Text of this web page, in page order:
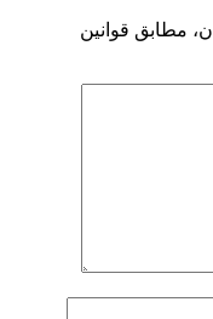
مطابق قوانين